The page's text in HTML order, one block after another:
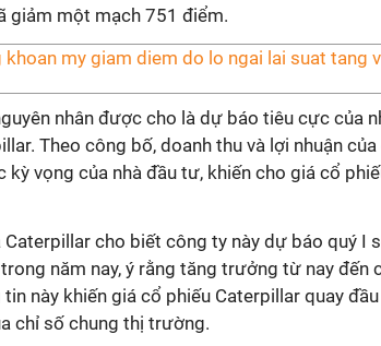
giảm một mạch 751 điểm.
nhân được cho là dự báo tiêu cực của
Theo công bố, doanh thu và lợi nhuận
vọng của nhà đầu tư, khiến cho giá cổ
Caterpillar cho biết công ty này dự báo quý I
năm nay, ý rằng tăng trưởng từ nay đến
này khiến giá cổ phiếu Caterpillar quay
chỉ số chung thị trường.